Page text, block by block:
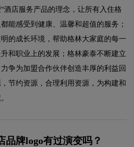
酒店服务产品的理念，让所有入住格
能感受到健康、温馨和超值的服务；
的成长环境，帮助格林大家庭的每一
和职业上的发展；格林豪泰不断建立
争为加盟合作伙伴创造丰厚的利益回
节约资源，合理利用资源，为构建和
品牌logo有过演变吗？